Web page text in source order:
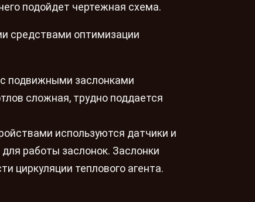
подойдет чертежная схема.
средствами оптимизации
подвижными заслонками
сложная, трудно поддается
используются датчики и
работы заслонок. Заслонки
циркуляции теплового агента.